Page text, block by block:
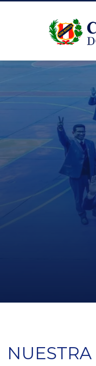
NUESTRA